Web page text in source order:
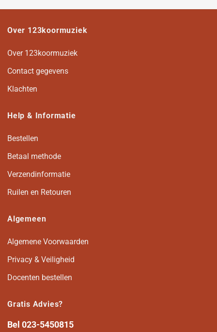
Over 123koormuziek
Over 123koormuziek
Contact gegevens
Klachten
Help & Informatie
Bestellen
Betaal methode
Verzendinformatie
Ruilen en Retouren
Algemeen
Algemene Voorwaarden
Privacy & Veiligheid
Docenten bestellen
Gratis Advies?
Bel 023-5450815